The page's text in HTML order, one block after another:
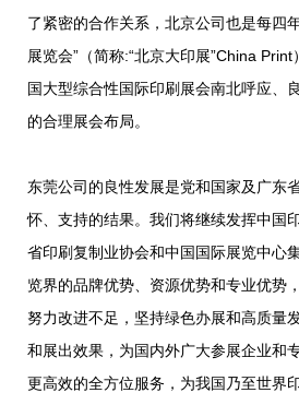
了紧密的合作关系，北京公司也是每四
展览会”（简称:“北京大印展”China
国大型综合性国际印刷展会南北呼应、
的合理展会布局。
东莞公司的良性发展是党和国家及广东
怀、支持的结果。我们将继续发挥中国
省印刷复制业协会和中国国际展览中心
览界的品牌优势、资源优势和专业优势
努力改进不足，坚持绿色办展和高质量
和展出效果，为国内外广大参展企业和
更高效的全方位服务，为我国乃至世界